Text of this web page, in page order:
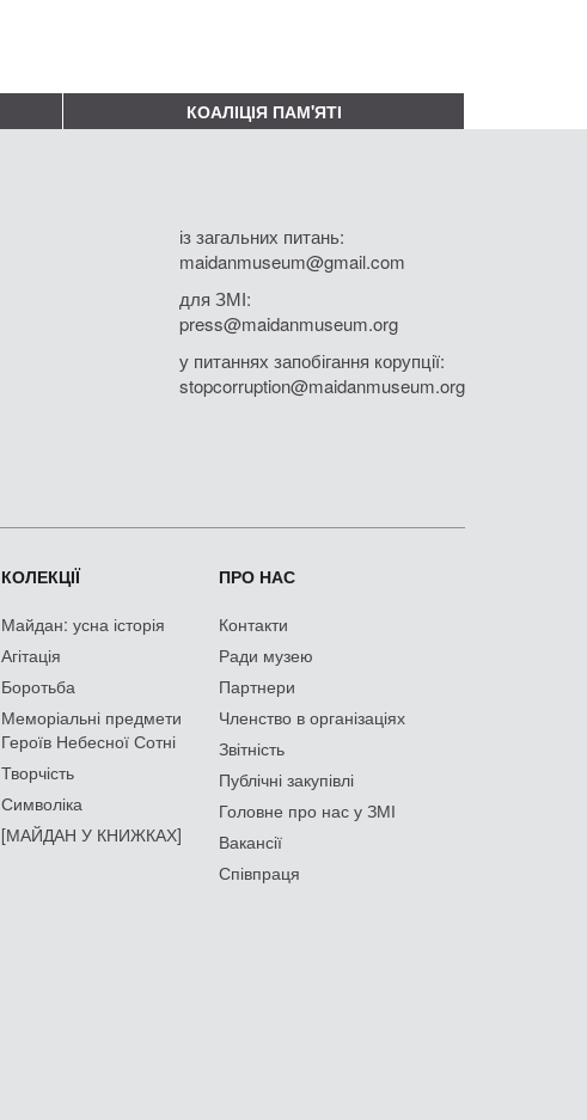
КОАЛІЦІЯ ПАМ'ЯТІ
із загальних питань:
maidanmuseum@gmail.com
для ЗМІ:
press@maidanmuseum.org
у питаннях запобігання корупції:
stopcorruption@maidanmuseum.org
КОЛЕКЦІЇ
Майдан: усна історія
Агітація
Боротьба
Меморіальні предмети
Героїв Небесної Сотні
Творчість
Символіка
[МАЙДАН У КНИЖКАХ]
ПРО НАС
Контакти
Ради музею
Партнери
Членство в організаціях
Звітність
Публічні закупівлі
Головне про нас у ЗМІ
Вакансії
Співпраця